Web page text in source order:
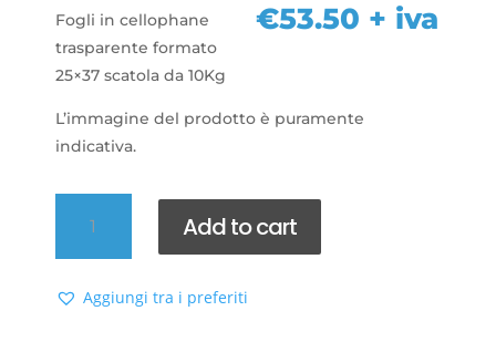
€53.50 + iva
Fogli in cellophane
trasparente formato
25×37 scatola da 10Kg
L’immagine del prodotto è puramente
indicativa.
cellophane
quantity
Add to cart
Aggiungi tra i preferiti